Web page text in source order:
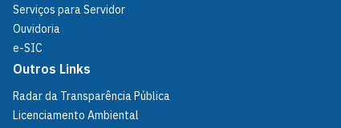
Serviços para Servidor
Ouvidoria
e-SIC
Outros Links
Radar da Transparência Pública
Licenciamento Ambiental